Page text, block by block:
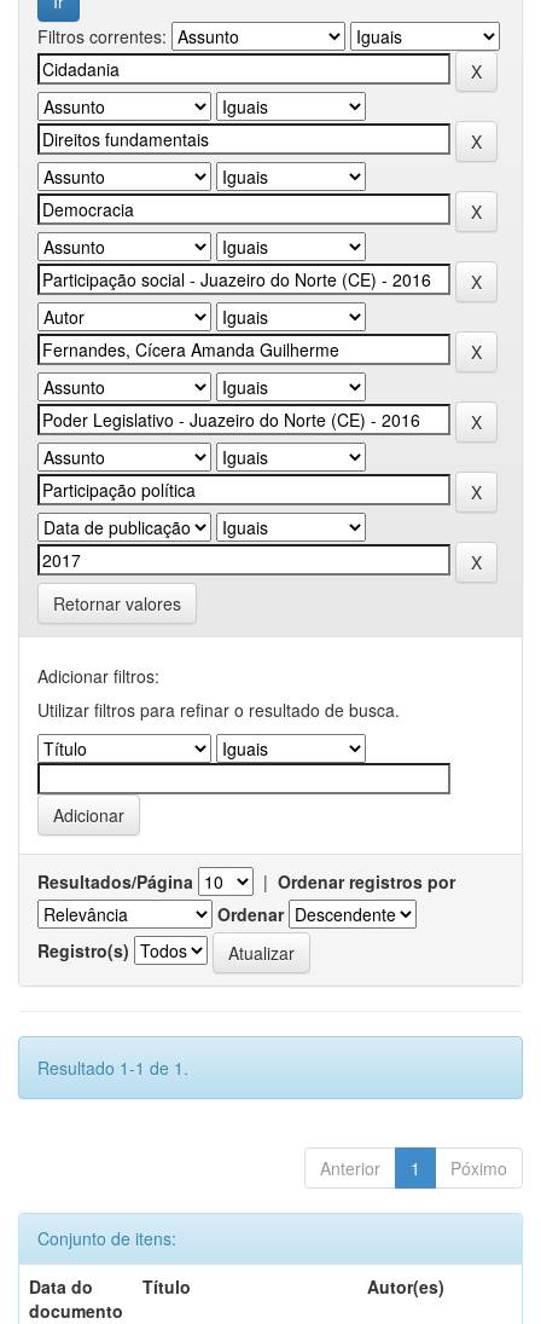
Filtros correntes:
Retornar valores
Adicionar filtros:
Utilizar filtros para refinar o resultado de busca.
Resultados/Página | Ordenar registros por
Ordenar
Registro(s)
Resultado 1-1 de 1.
Anterior 1 Póximo
Conjunto de itens:
Data do
documento
Título Autor(es)